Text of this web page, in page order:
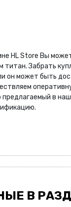
HL Store Вы
титан. Забрать
он может быть
предлагаемый в
В